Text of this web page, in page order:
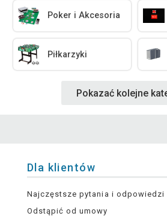
Poker i Akcesoria
Piłkarzyki
Pokazać kolejne
Dla klientów
Najczęstsze pytania i odpowiedzi
Odstąpić od umowy